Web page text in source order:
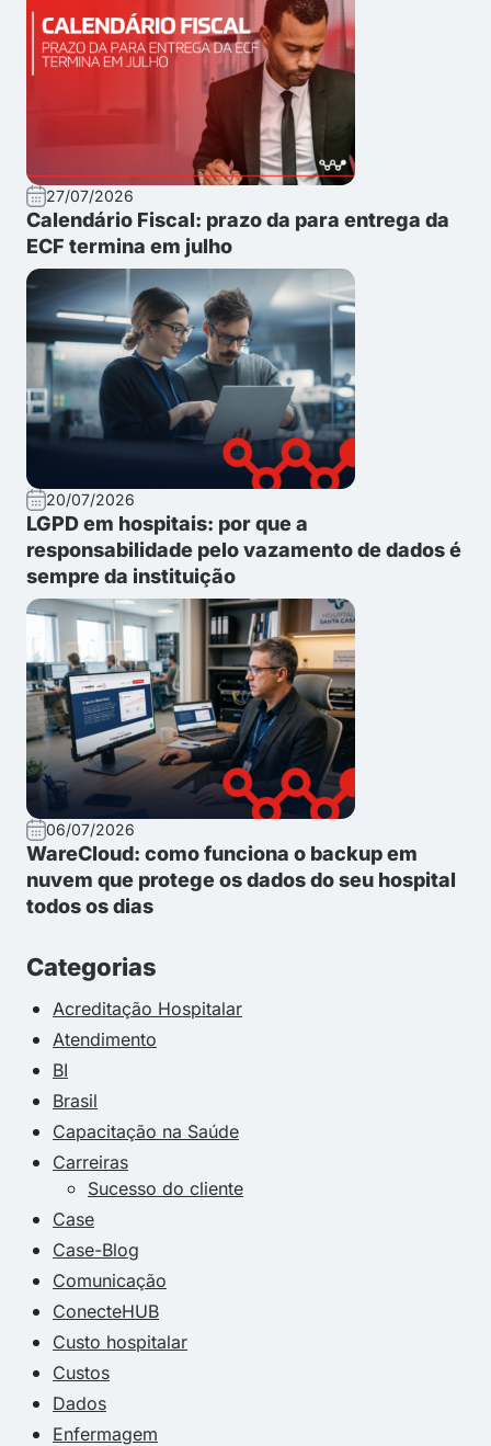
27/07/2026
Calendário Fiscal: prazo da para entrega da
ECF termina em julho
20/07/2026
LGPD em hospitais: por que a
responsabilidade pelo vazamento de dados é
sempre da instituição
06/07/2026
WareCloud: como funciona o backup em
nuvem que protege os dados do seu hospital
todos os dias
Categorias
Acreditação Hospitalar
Atendimento
BI
Brasil
Capacitação na Saúde
Carreiras
Sucesso do cliente
Case
Case-Blog
Comunicação
ConecteHUB
Custo hospitalar
Custos
Dados
Enfermagem